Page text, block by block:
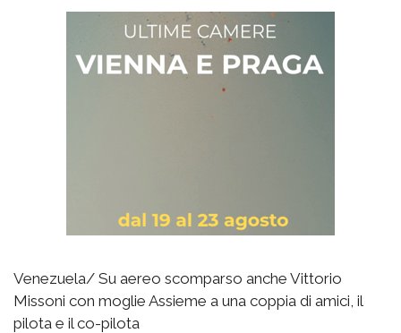
Venezuela/ Su aereo scomparso anche Vittorio
Missoni con moglie Assieme a una coppia di amici, il
pilota e il co-pilota